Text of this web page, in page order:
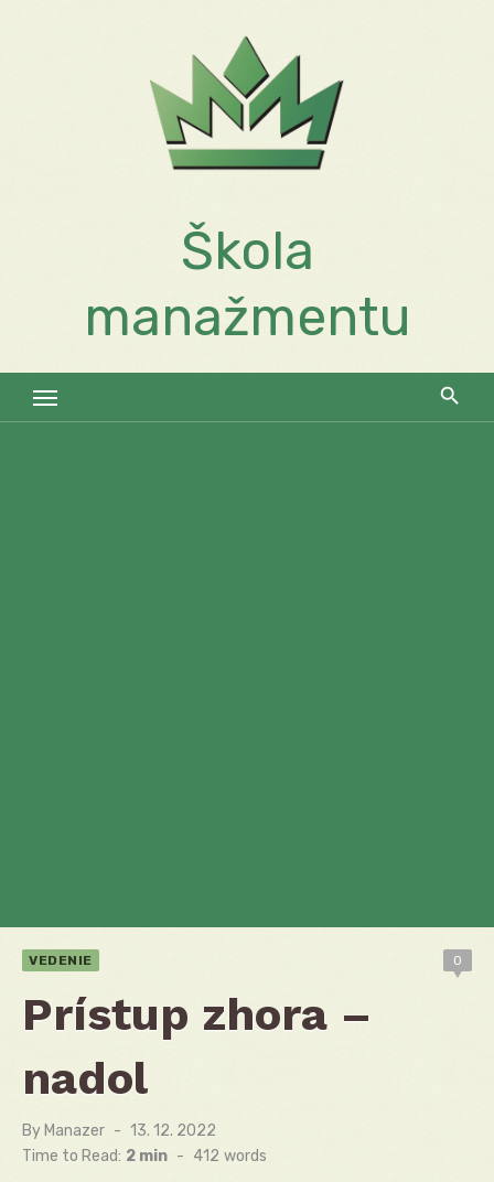
Škola
manažmentu
VEDENIE 0
Prístup zhora –
nadol
By Manazer
Posted
on
13. 12. 2022
Time to Read: 2 min - 412 words